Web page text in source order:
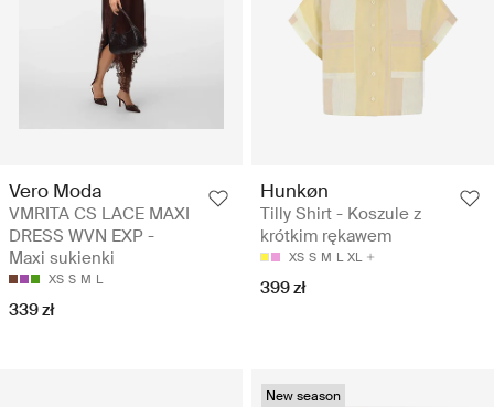
Vero Moda
VMRITA CS LACE MAXI
DRESS WVN EXP -
Maxi sukienki
XS S M L
339 zł
Hunkøn
Tilly Shirt - Koszule z
krótkim rękawem
XS S M L XL
399 zł
New season